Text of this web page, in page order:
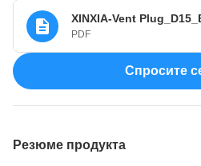
XINXIA-Vent
PDF
Спросите
Резюме продукта